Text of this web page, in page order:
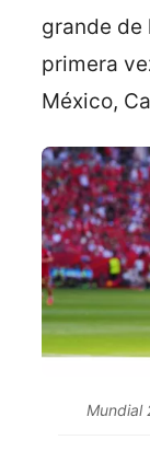
grande de
primera
México,
Mundial